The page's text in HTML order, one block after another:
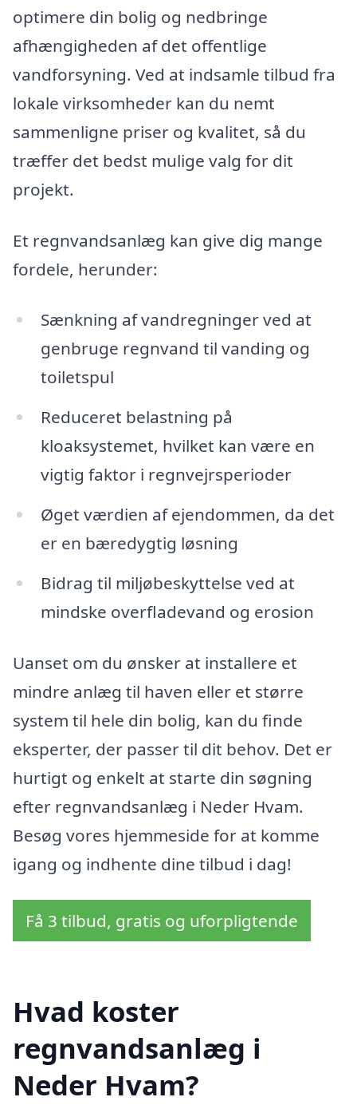
optimere din bolig og nedbringe
afhængigheden af det offentlige
vandforsyning. Ved at indsamle tilbud fra
lokale virksomheder kan du nemt
sammenligne priser og kvalitet, så du
træffer det bedst mulige valg for dit
projekt.
Et regnvandsanlæg kan give dig mange
fordele, herunder:
Sænkning af vandregninger ved at
genbruge regnvand til vanding og
toiletspul
Reduceret belastning på
kloaksystemet, hvilket kan være en
vigtig faktor i regnvejrsperioder
Øget værdien af ejendommen, da det
er en bæredygtig løsning
Bidrag til miljøbeskyttelse ved at
mindske overfladevand og erosion
Uanset om du ønsker at installere et
mindre anlæg til haven eller et større
system til hele din bolig, kan du finde
eksperter, der passer til dit behov. Det er
hurtigt og enkelt at starte din søgning
efter regnvandsanlæg i Neder Hvam.
Besøg vores hjemmeside for at komme
igang og indhente dine tilbud i dag!
Få 3 tilbud, gratis og uforpligtende
Hvad koster
regnvandsanlæg i
Neder Hvam?